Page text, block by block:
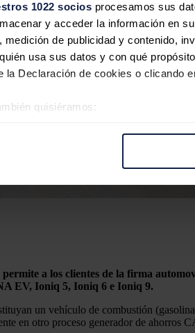
1022 socios procesamos sus
y acceder la información en
medición de publicidad y contenido,
usa sus datos y con qué
la Declaración de cookies o clicando
quisiéramos:
permite a los clientes de la firma
EV, Ioniq 5, Ioniq 6 e Ioniq 9.
un vehículo de combustión
en otro proceso generador de ahorros